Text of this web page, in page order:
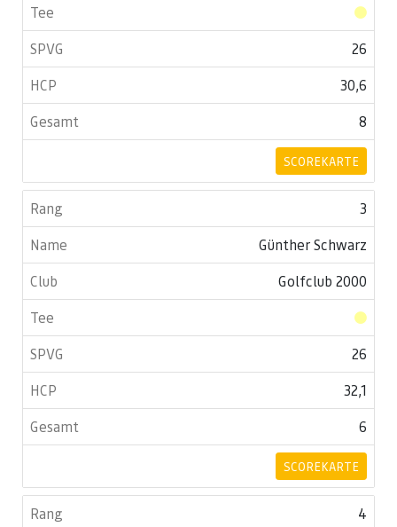
26
30,6
8
SCOREKARTE
3
Günther Schwarz
Golfclub 2000
26
32,1
6
SCOREKARTE
4